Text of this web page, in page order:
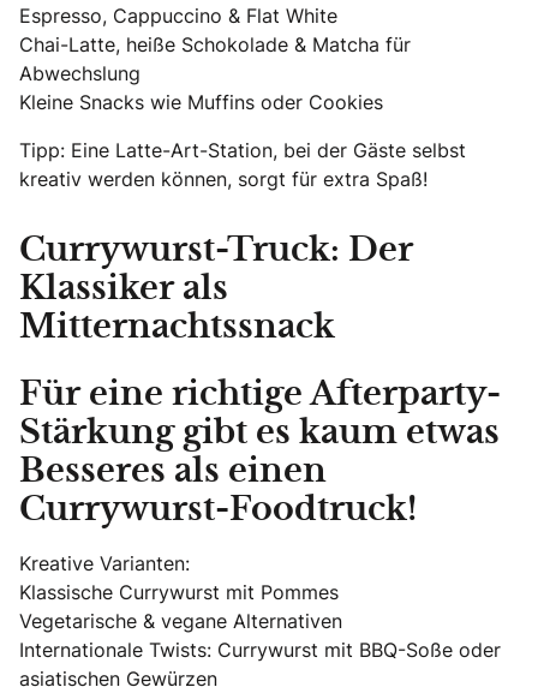
Espresso, Cappuccino & Flat White
Chai-Latte, heiße Schokolade & Matcha für
Abwechslung
Kleine Snacks wie Muffins oder Cookies
Tipp: Eine Latte-Art-Station, bei der Gäste selbst
kreativ werden können, sorgt für extra Spaß!
Currywurst-Truck: Der
Klassiker als
Mitternachtssnack
Für eine richtige Afterparty-
Stärkung gibt es kaum etwas
Besseres als einen
Currywurst-Foodtruck!
Kreative Varianten:
Klassische Currywurst mit Pommes
Vegetarische & vegane Alternativen
Internationale Twists: Currywurst mit BBQ-Soße oder
asiatischen Gewürzen